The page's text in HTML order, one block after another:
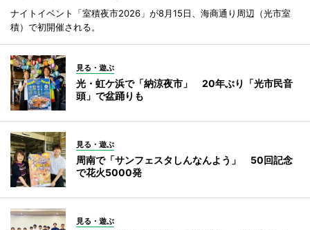
ナイトイベント「室積夜市2026」が8月15日、海商通り周辺（光市室
積）で初開催される。
見る・遊ぶ
光・虹ケ浜で「納涼夜市」 20年ぶり「光市民音
頭」で盆踊りも
見る・遊ぶ
周南で「サンフェスタしんなんよう」 50回記念
で花火5000発
見る・遊ぶ